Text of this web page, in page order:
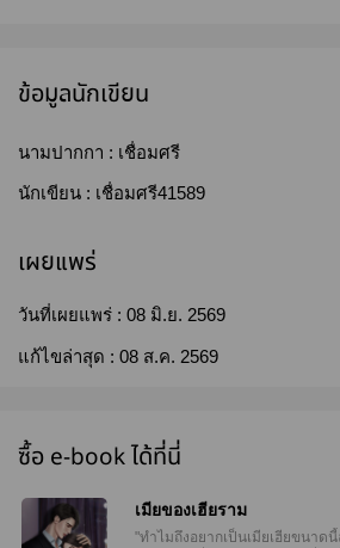
ข้อมูลนักเขียน
นามปากกา : เชื่อมศรี
นักเขียน : เชื่อมศรี41589
เผยแพร่
วันที่เผยแพร่ : 08 มิ.ย. 2569
แก้ไขล่าสุด : 08 ส.ค. 2569
ซื้อ e-book ได้ที่นี่
เมียของเฮียราม
"ทำไมถึงอยากเป็นเมียเฮียขนาดนี้